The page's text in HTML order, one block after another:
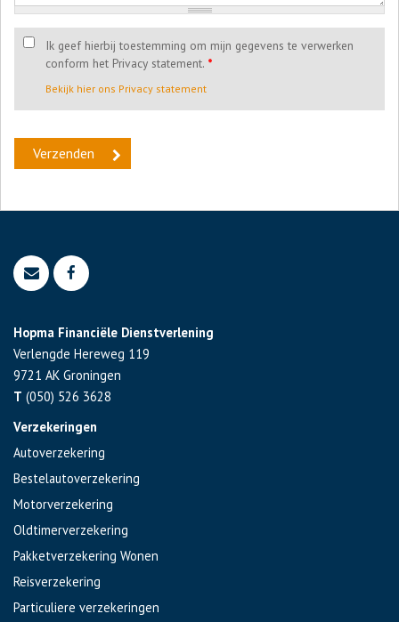
Ik geef hierbij toestemming om mijn gegevens te verwerken
conform het Privacy statement. *
Bekijk hier ons Privacy statement
Hopma Financiële Dienstverlening
Verlengde Hereweg 119
9721 AK Groningen
T (050) 526 3628
Verzekeringen
Autoverzekering
Bestelautoverzekering
Motorverzekering
Oldtimerverzekering
Pakketverzekering Wonen
Reisverzekering
Particuliere verzekeringen